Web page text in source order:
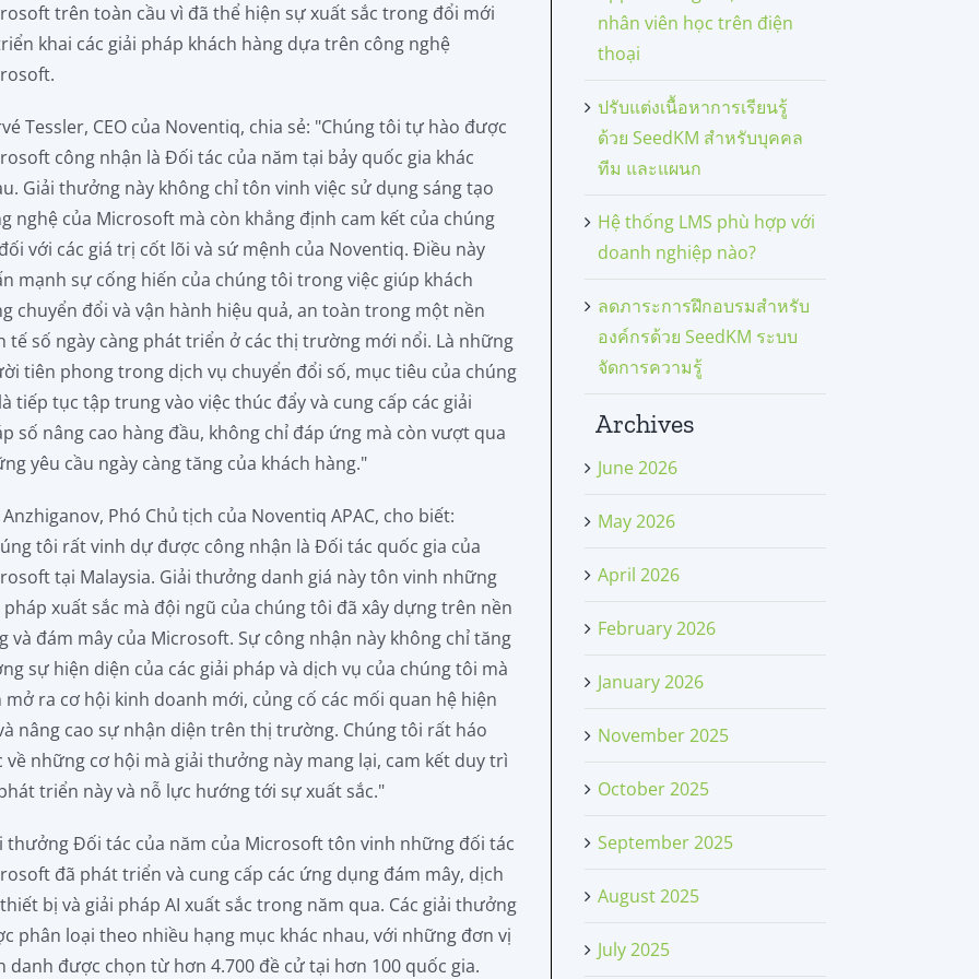
trên toàn cầu vì đã thể hiện sự xuất sắc trong đổi mới
khai các giải pháp khách hàng dựa trên công nghệ
Tessler, CEO của Noventiq, chia sẻ: "Chúng tôi tự hào được
công nhận là Đối tác của năm tại bảy quốc gia khác
Giải thưởng này không chỉ tôn vinh việc sử dụng sáng tạo
nghệ của Microsoft mà còn khẳng định cam kết của chúng
với các giá trị cốt lõi và sứ mệnh của Noventiq. Điều này
mạnh sự cống hiến của chúng tôi trong việc giúp khách
chuyển đổi và vận hành hiệu quả, an toàn trong một nền
tế số ngày càng phát triển ở các thị trường mới nổi. Là những
tiên phong trong dịch vụ chuyển đổi số, mục tiêu của chúng
tiếp tục tập trung vào việc thúc đẩy và cung cấp các giải
số nâng cao hàng đầu, không chỉ đáp ứng mà còn vượt qua
yêu cầu ngày càng tăng của khách hàng."
Anzhiganov, Phó Chủ tịch của Noventiq APAC, cho biết:
tôi rất vinh dự được công nhận là Đối tác quốc gia của
tại Malaysia. Giải thưởng danh giá này tôn vinh những
pháp xuất sắc mà đội ngũ của chúng tôi đã xây dựng trên nền
và đám mây của Microsoft. Sự công nhận này không chỉ tăng
sự hiện diện của các giải pháp và dịch vụ của chúng tôi mà
mở ra cơ hội kinh doanh mới, củng cố các mối quan hệ hiện
nâng cao sự nhận diện trên thị trường. Chúng tôi rất háo
về những cơ hội mà giải thưởng này mang lại, cam kết duy trì
triển này và nỗ lực hướng tới sự xuất sắc."
thưởng Đối tác của năm của Microsoft tôn vinh những đối tác
đã phát triển và cung cấp các ứng dụng đám mây, dịch
bị và giải pháp AI xuất sắc trong năm qua. Các giải thưởng
phân loại theo nhiều hạng mục khác nhau, với những đơn vị
danh được chọn từ hơn 4.700 đề cử tại hơn 100 quốc gia.
nhân viên học trên điện
thoại
ปรับแต่งเนื้อหาการเรียนรู้
ด้วย SeedKM สำหรับบุคคล
ทีม และแผนก
Hệ thống LMS phù hợp với
doanh nghiệp nào?
ลดภาระการฝึกอบรมสำหรับ
องค์กรด้วย SeedKM ระบบ
จัดการความรู้
Archives
June 2026
May 2026
April 2026
February 2026
January 2026
November 2025
October 2025
September 2025
August 2025
July 2025